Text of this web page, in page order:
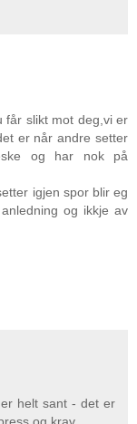
får slikt mot deg,vi er
er når andre setter
og har nok på
igjen spor blir eg
og ikkje av
helt sant - det er